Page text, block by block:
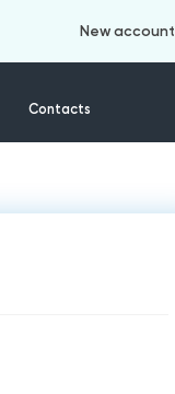
New account
Contacts